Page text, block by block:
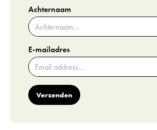
Achternaam
E-mailadres
Verzenden